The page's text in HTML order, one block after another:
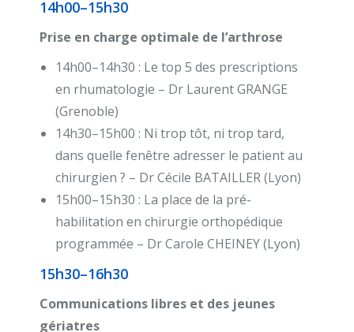
14h00–15h30
Prise en charge optimale de l’arthrose
14h00–14h30 : Le top 5 des prescriptions
en rhumatologie – Dr Laurent GRANGE
(Grenoble)
14h30–15h00 : Ni trop tôt, ni trop tard,
dans quelle fenêtre adresser le patient au
chirurgien ? – Dr Cécile BATAILLER (Lyon)
15h00–15h30 : La place de la pré-
habilitation en chirurgie orthopédique
programmée – Dr Carole CHEINEY (Lyon)
15h30–16h30
Communications libres et des jeunes
gériatres